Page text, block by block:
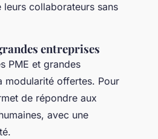
collaborateurs sans
entreprises
PME et grandes
modularité offertes. Pour
de répondre aux
avec une